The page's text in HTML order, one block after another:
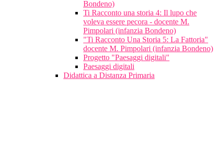
Bondeno)
Ti Racconto una storia 4: Il lupo che
voleva essere pecora - docente M.
Pimpolari (infanzia Bondeno)
"Ti Racconto Una Storia 5: La Fattoria"
docente M. Pimpolari (infanzia Bondeno)
Progetto "Paesaggi digitali"
Paesaggi digitali
Didattica a Distanza Primaria